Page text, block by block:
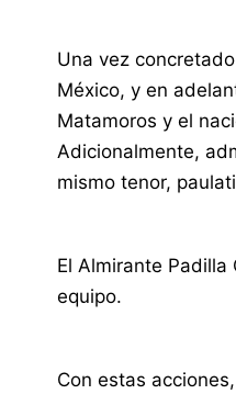
Una vez
México, y en
Matamoros y el
Adicionalmente,
mismo tenor,
El Almirante
equipo.
Con estas